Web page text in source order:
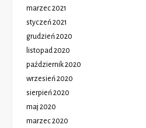
marzec 2021
styczeń 2021
grudzień 2020
listopad 2020
październik 2020
wrzesień 2020
sierpień 2020
maj 2020
marzec 2020